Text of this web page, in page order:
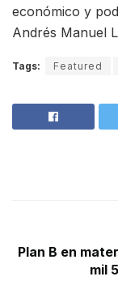
económico y
Andrés Manuel
Tags: Featured
Plan B en
mil